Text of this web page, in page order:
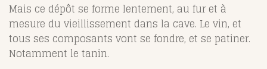
Mais ce dépôt se forme lentement, au fur et à
mesure du vieillissement dans la cave. Le vin, et
tous ses composants vont se fondre, et se patiner.
Notamment le tanin.